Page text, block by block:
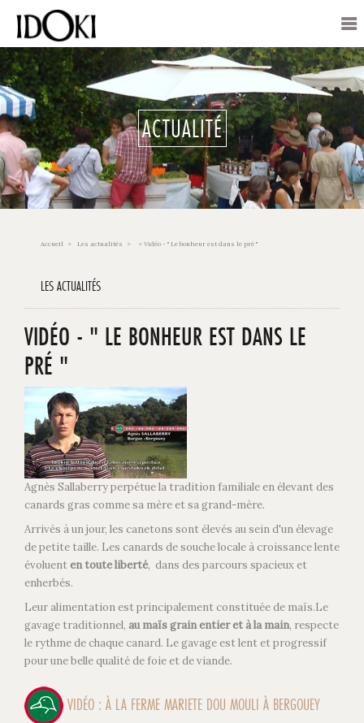
ACTUALITÉ
Accueil Les actualités > Vidéo - " Le bonheur est dans le pré "
LES ACTUALITÉS
VIDÉO - " LE BONHEUR EST DANS LE
PRÉ "
Agnès Sallaberry perpétue la tradition familiale en élevant des
canards gras comme sa mère et sa grand-mère.
Arrivés à un jour, les canetons sont élevés au sein d'un élevage
de petite taille. Les canards de souche locale à croissance lente
évoluenten toute liberté, dans des parcours spacieux et
enherbés.
Leur alimentation est principalement constituée de maïs.Le
gavage traditionnel, au maïs grain entier et à la main, respecte
le rythme de chaque canard. Le gavage est lent et progressif
pour une belle qualité de foie et de viande.
VIDÉO : À LA FERME MARIETE DOU MOULI À BERGOUEY